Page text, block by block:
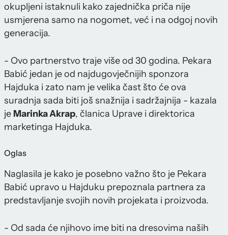
okupljeni istaknuli kako zajednička priča nije
usmjerena samo na nogomet, već i na odgoj novih
generacija.
- Ovo partnerstvo traje više od 30 godina. Pekara
Babić jedan je od najdugovječnijih sponzora
Hajduka i zato nam je velika čast što će ova
suradnja sada biti još snažnija i sadržajnija - kazala
je Marinka Akrap, članica Uprave i direktorica
marketinga Hajduka.
Oglas
Naglasila je kako je posebno važno što je Pekara
Babić upravo u Hajduku prepoznala partnera za
predstavljanje svojih novih projekata i proizvoda.
- Od sada će njihovo ime biti na dresovima naših